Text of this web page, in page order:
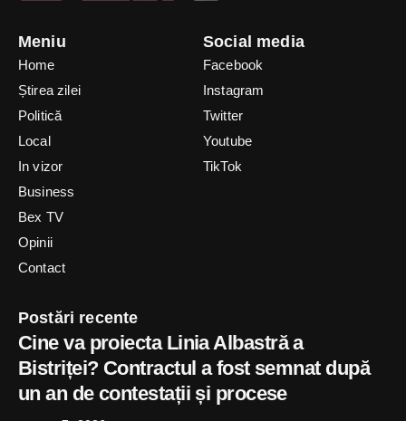
Meniu
Home
Știrea zilei
Politică
Local
In vizor
Business
Bex TV
Opinii
Contact
Social media
Facebook
Instagram
Twitter
Youtube
TikTok
Postări recente
Cine va proiecta Linia Albastră a
Bistriței? Contractul a fost semnat după
un an de contestații și procese